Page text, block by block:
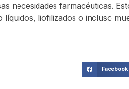
necesidades farmacéuticas.
liofilizados o incluso
Facebook